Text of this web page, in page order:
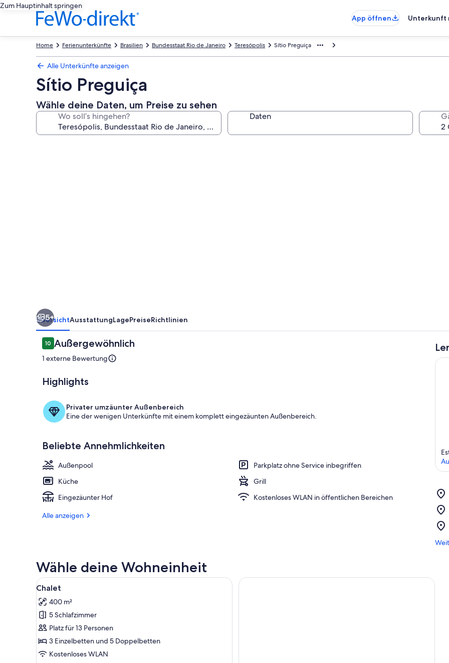
Zum Hauptinhalt springen
App öffnen
Unterkunft
Sítio Preguiça
Teresópolis
Bundesstaat Rio de Janeiro
Brasilien
Ferienunterkünfte
Home
Alle Unterkünfte anzeigen
Sítio Preguiça
Wähle deine Daten, um Preise zu sehen
Wo soll’s hingehen? Daten
5+
ÜbersichtAusstattungLagePreiseRichtlinien
Bewertungen
1010 von 10.
Außergewöhnlich
1 externe Bewertung
Highlights
Privater umzäunter Außenbereich
Eine der wenigen Unterkünfte mit einem komplett eingezäunten Außenbereich.
Beliebte Annehmlichkeiten
Außenpool
Parkplatz ohne Service inbegriffen
Küche
Grill
Eingezäunter Hof
Kostenloses WLAN in öffentlichen Bereichen
Alle anzeigen
Wähle deine Wohneinheit
Alle
Fotos
für
Chalet
anzeigen
Ein Innenhof mit Steinsitzen und einer zentralen Feuerstelle, umgeben von Bäumen und einem Gebäude
3
Chalet
400 m²
5 Schlafzimmer
Platz für 13 Personen
3 Einzelbetten und 5 Doppelbetten
Kostenloses WLAN